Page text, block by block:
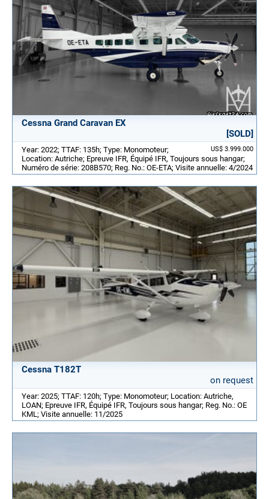
Cessna Grand Caravan EX
[SOLD]
US$ 3.999.000
Year: 2022; TTAF: 135h; Type: Monomoteur;
Location: Autriche; Epreuve IFR, Équipé IFR, Toujours sous hangar;
Numéro de série: 208B570; Reg. No.: OE-ETA; Visite annuelle: 4/2024
Cessna T182T
on request
Year: 2025; TTAF: 120h; Type: Monomoteur; Location: Autriche,
LOAN; Epreuve IFR, Équipé IFR, Toujours sous hangar; Reg. No.: OE
KML; Visite annuelle: 11/2025